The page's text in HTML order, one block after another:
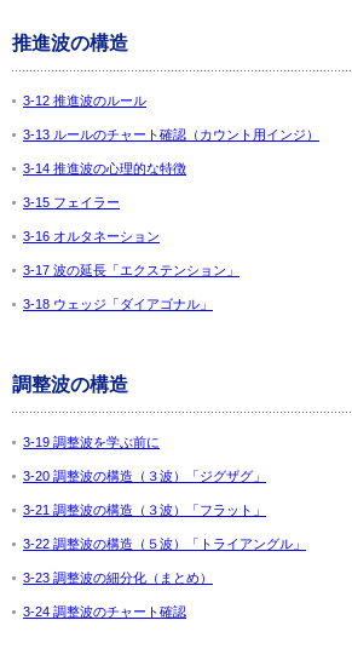
推進波の構造
3-12 推進波のルール
3-13 ルールのチャート確認（カウント用インジ）
3-14 推進波の心理的な特徴
3-15 フェイラー
3-16 オルタネーション
3-17 波の延長「エクステンション」
3-18 ウェッジ「ダイアゴナル」
調整波の構造
3-19 調整波を学ぶ前に
3-20 調整波の構造（３波）「ジグザグ」
3-21 調整波の構造（３波）「フラット」
3-22 調整波の構造（５波）「トライアングル」
3-23 調整波の細分化（まとめ）
3-24 調整波のチャート確認